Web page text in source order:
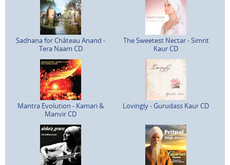
Sadhana for Château Anand -
Tera Naam CD
The Sweetest Nectar - Simrit
Kaur CD
Mantra Evolution - Kamari &
Manvir CD
Lovingly - Gurudass Kaur CD